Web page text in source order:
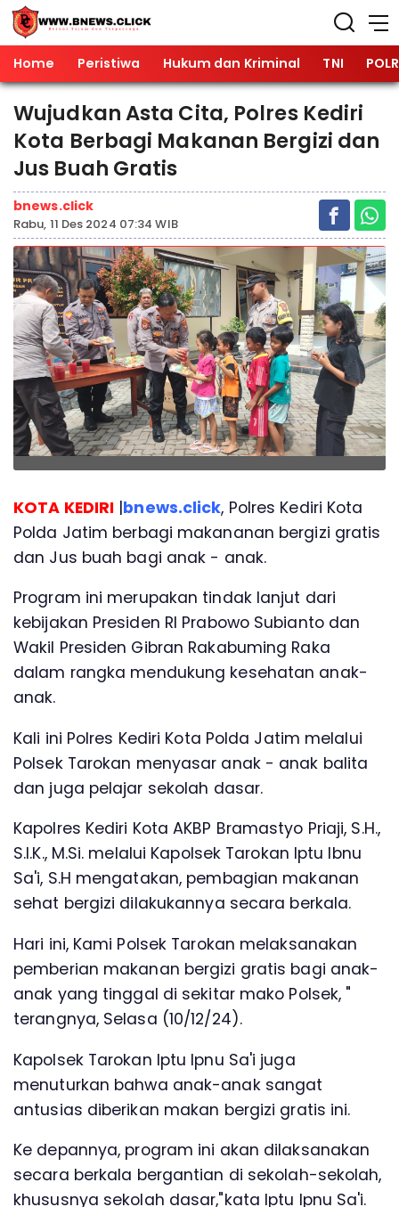
Home Peristiwa Hukum dan Kriminal TNI
Wujudkan Asta Cita, Polres Kediri
Kota Berbagi Makanan Bergizi dan
Jus Buah Gratis
bnews.click
Rabu, 11 Des 2024 07:34 WIB
KOTA KEDIRI |bnews.click, Polres Kediri Kota
Polda Jatim berbagi makananan bergizi gratis
dan Jus buah bagi anak - anak.
Program ini merupakan tindak lanjut dari
kebijakan Presiden RI Prabowo Subianto dan
Wakil Presiden Gibran Rakabuming Raka
dalam rangka mendukung kesehatan anak-
anak.
Kali ini Polres Kediri Kota Polda Jatim melalui
Polsek Tarokan menyasar anak - anak balita
dan juga pelajar sekolah dasar.
Kapolres Kediri Kota AKBP Bramastyo Priaji, S.H.,
S.I.K., M.Si. melalui Kapolsek Tarokan Iptu Ibnu
Sa'i, S.H mengatakan, pembagian makanan
sehat bergizi dilakukannya secara berkala.
Hari ini, Kami Polsek Tarokan melaksanakan
pemberian makanan bergizi gratis bagi anak-
anak yang tinggal di sekitar mako Polsek, "
terangnya, Selasa (10/12/24).
Kapolsek Tarokan Iptu Ipnu Sa'i juga
menuturkan bahwa anak-anak sangat
antusias diberikan makan bergizi gratis ini.
Ke depannya, program ini akan dilaksanakan
secara berkala bergantian di sekolah-sekolah,
khususnya sekolah dasar,"kata Iptu Ipnu Sa'i.